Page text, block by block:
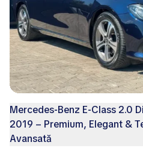
Mercedes‑Benz E‑Class 2.0
2019 – Premium, Elegant &
Avansată